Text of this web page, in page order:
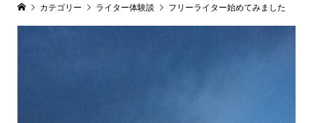
カテゴリー ライター体験談 フリーライター始めてみました